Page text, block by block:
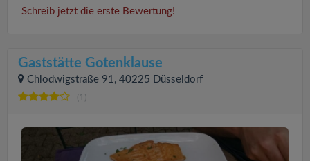
Schreib jetzt die erste Bewertung!
Gaststätte Gotenklause
Chlodwigstraße 91, 40225 Düsseldorf
(1)